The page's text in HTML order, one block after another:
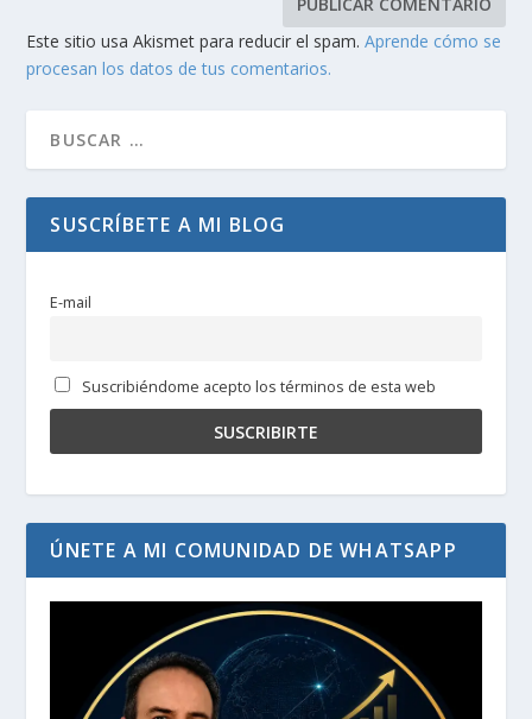
Este sitio usa Akismet para reducir el spam.Aprende cómo se
procesan los datos de tus comentarios.
SUSCRÍBETE A MI BLOG
E-mail
Suscribiéndome acepto los términos de esta web
ÚNETE A MI COMUNIDAD DE WHATSAPP